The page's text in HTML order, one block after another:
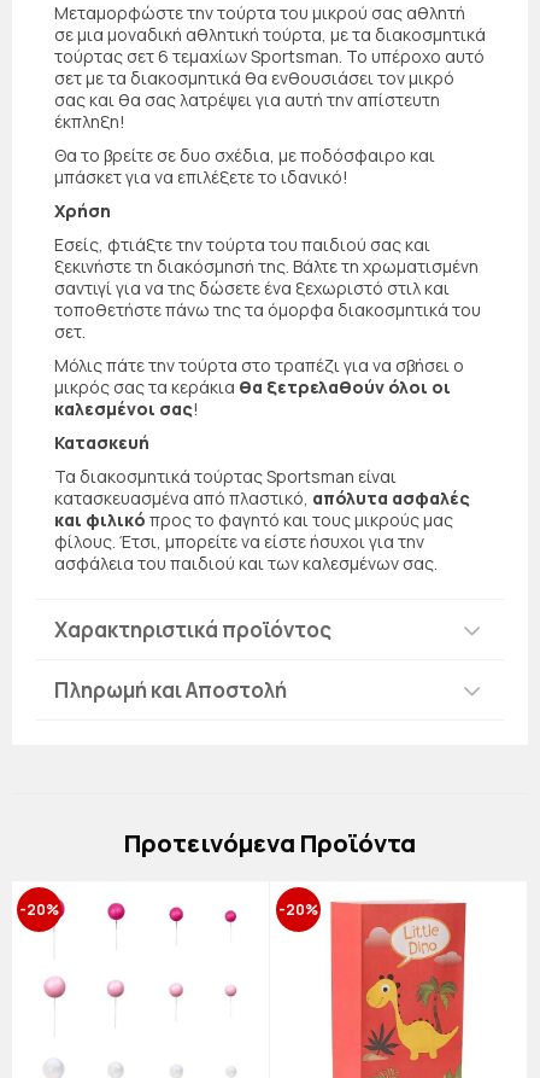
Μεταμορφώστε την τούρτα του μικρού σας αθλητή
σε μια μοναδική αθλητική τούρτα, με τα διακοσμητικά
τούρτας σετ 6 τεμαχίων Sportsman. Το υπέροχο αυτό
σετ με τα διακοσμητικά θα ενθουσιάσει τον μικρό
σας και θα σας λατρέψει για αυτή την απίστευτη
έκπληξη!
Θα το βρείτε σε δυο σχέδια, με ποδόσφαιρο και
μπάσκετ για να επιλέξετε το ιδανικό!
Χρήση
Εσείς, φτιάξτε την τούρτα του παιδιού σας και
ξεκινήστε τη διακόσμησή της. Βάλτε τη χρωματισμένη
σαντιγί για να της δώσετε ένα ξεχωριστό στιλ και
τοποθετήστε πάνω της τα όμορφα διακοσμητικά του
σετ.
Μόλις πάτε την τούρτα στο τραπέζι για να σβήσει ο
μικρός σας τα κεράκια θα ξετρελαθούν όλοι οι
καλεσμένοι σας!
Κατασκευή
Τα διακοσμητικά τούρτας Sportsman είναι
κατασκευασμένα από πλαστικό, απόλυτα ασφαλές
και φιλικό προς το φαγητό και τους μικρούς μας
φίλους. Έτσι, μπορείτε να είστε ήσυχοι για την
ασφάλεια του παιδιού και των καλεσμένων σας.
Χαρακτηριστικά προϊόντος
Πληρωμή και Αποστολή
Πρoτεινόμενα Προϊόντα
-20% -20%